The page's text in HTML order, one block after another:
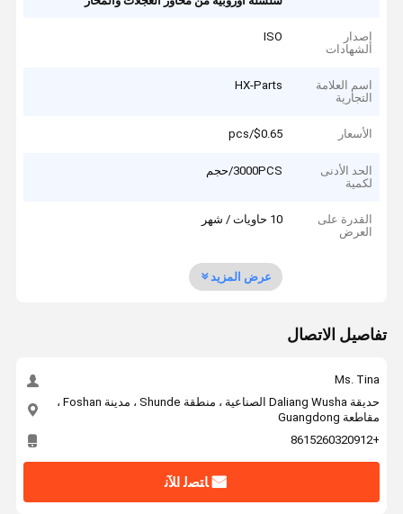
إصدار
الشهادات
ISO
اسم العلامة
التجارية
HX-Parts
الأسعار $0.65/pcs
الحد الأدنى
لكمية
3000PCS/حجم
القدرة على
العرض
10 حاويات / شهر
عرض المزيد
تفاصيل الاتصال
Ms. Tina
حديقة Daliang Wusha الصناعية ، منطقة Shunde ، مدينة Foshan ،
مقاطعة Guangdong
+8615260320912
ﺎﺘﺼﻟ ﺍﻶﻧ